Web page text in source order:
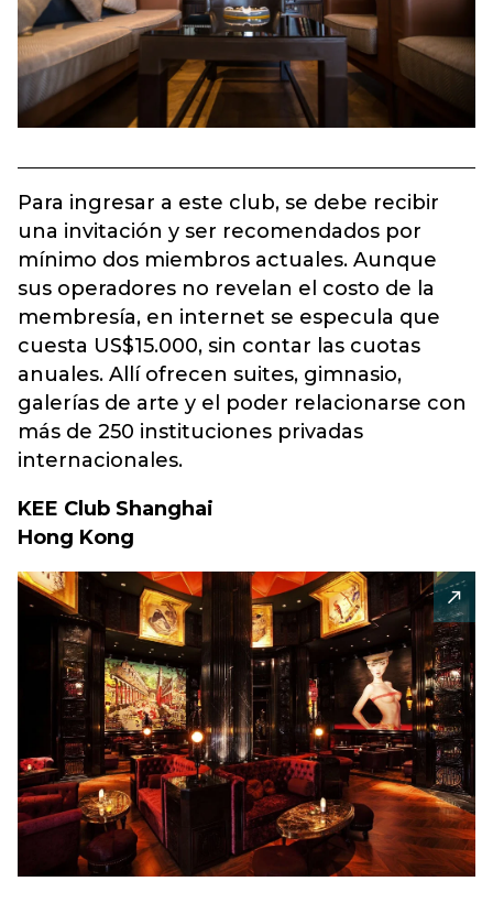
Para ingresar a este club, se debe recibir
una invitación y ser recomendados por
mínimo dos miembros actuales. Aunque
sus operadores no revelan el costo de la
membresía, en internet se especula que
cuesta US$15.000, sin contar las cuotas
anuales. Allí ofrecen suites, gimnasio,
galerías de arte y el poder relacionarse con
más de 250 instituciones privadas
internacionales.
KEE Club Shanghai
Hong Kong